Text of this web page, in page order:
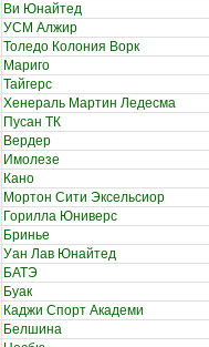
Ви Юнайтед
УСМ Алжир
Толедо Колония Ворк
Мариго
Тайгерс
Хенераль Мартин Ледесма
Пусан ТК
Вердер
Имолезе
Кано
Мортон Сити Эксельсиор
Горилла Юниверс
Бринье
Уан Лав Юнайтед
БАТЭ
Буак
Каджи Спорт Академи
Белшина